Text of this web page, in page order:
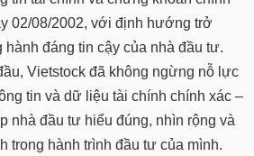
02/08/2002, với định hướng trở
đáng tin cậy của nhà đầu tư.
Vietstock đã không ngừng nỗ lực
tin và dữ liệu tài chính chính xác –
nhà đầu tư hiểu đúng, nhìn rộng và
trong hành trình đầu tư của mình.